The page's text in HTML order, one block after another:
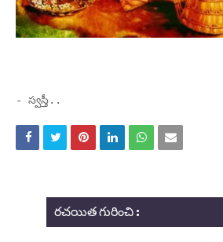
- స్వస్తీ..
రచయిత గురించి :